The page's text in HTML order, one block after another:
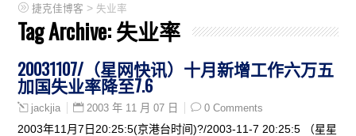
捷克佳博客 > 失业率
Tag Archive:失业率
20031107/（星网快讯）十月新增工作六万五
加国失业率降至7.6
jackjia 2003 年 11 月 07 日 0 Comments
2003年11月7日20:25:5(京港台时间)?/2003-11-7 20:25:5 （星星